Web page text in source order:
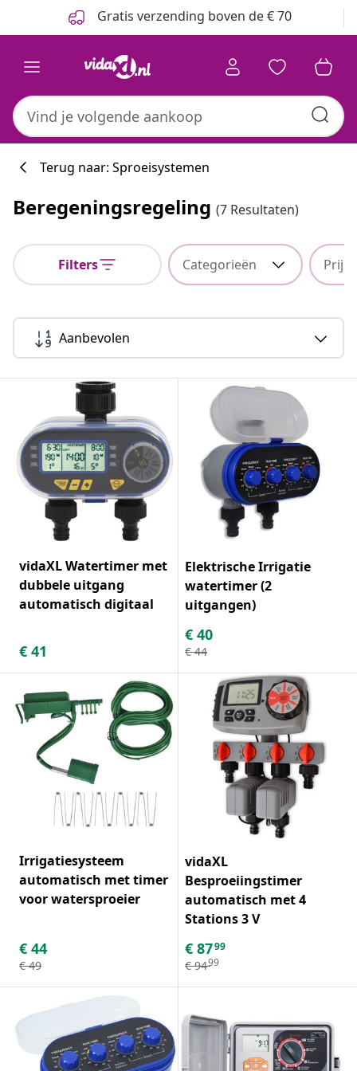
Gratis verzending boven de € 70
Terug naar: Sproeisystemen
Beregeningsregeling (7 Resultaten)
Filters Categorieën Prijs
Aanbevolen
vidaXL Watertimer met
dubbele uitgang
automatisch digitaal
€ 41
Elektrische Irrigatie
watertimer (2
uitgangen)
€ 40
€ 44
Irrigatiesysteem
automatisch met timer
voor watersproeier
€ 44
€ 49
vidaXL
Besproeiingstimer
automatisch met 4
Stations 3 V
€ 8799
€ 9499